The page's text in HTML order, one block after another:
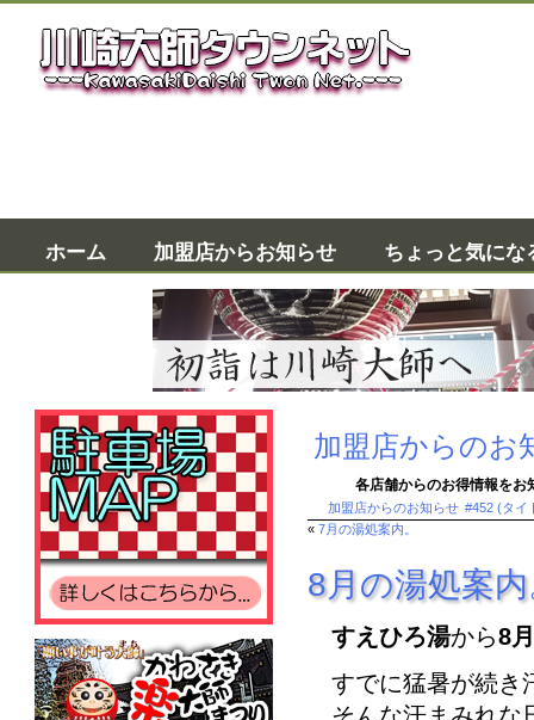
ホーム 加盟店からお知らせ ちょっと気にな
加盟店からのお
各店舗からのお得情報をお
加盟店からのお知らせ #452 (タイ
« 7月の湯処案内。
8月の湯処案
すえひろ湯から8
すでに猛暑が続き